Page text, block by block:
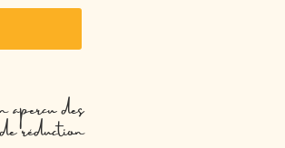
aperçu des
réduction